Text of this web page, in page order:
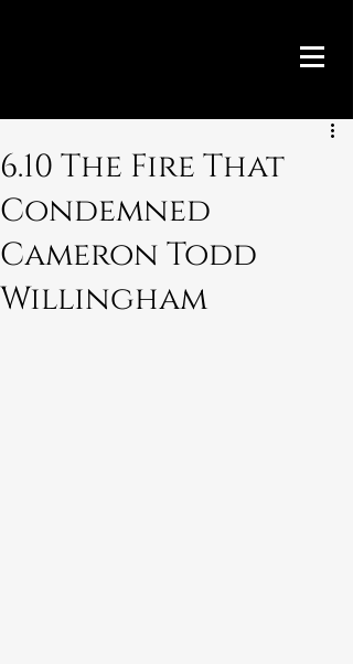
6.10 The Fire That
Condemned
Cameron Todd
Willingham